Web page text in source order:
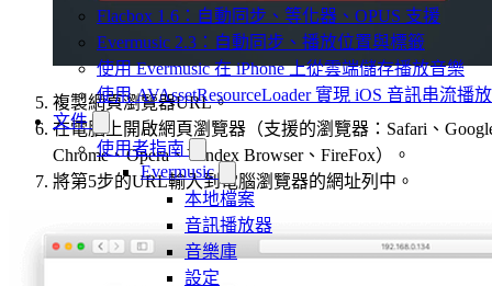
Flacbox 1.6：自動同步、等化器、OPUS 支援
Evermusic 2.3：自動同步、播放位置與標籤
使用 Evermusic 在 iPhone 上從雲端儲存播放音樂
使用 AVAssetResourceLoader 實現 iOS 音訊串流播放
文件
使用者指南
Evermusic
本地檔案
音訊播放器
音樂庫
設定
複製網頁瀏覽器URL。
在電腦上開啟網頁瀏覽器（支援的瀏覽器：Safari、
Chrome、Opera、Yandex Browser、FireFox）。
將第5步的URL輸入到電腦瀏覽器的網址列中。